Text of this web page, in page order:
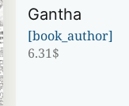
Gantha
[book_author]
6.31$